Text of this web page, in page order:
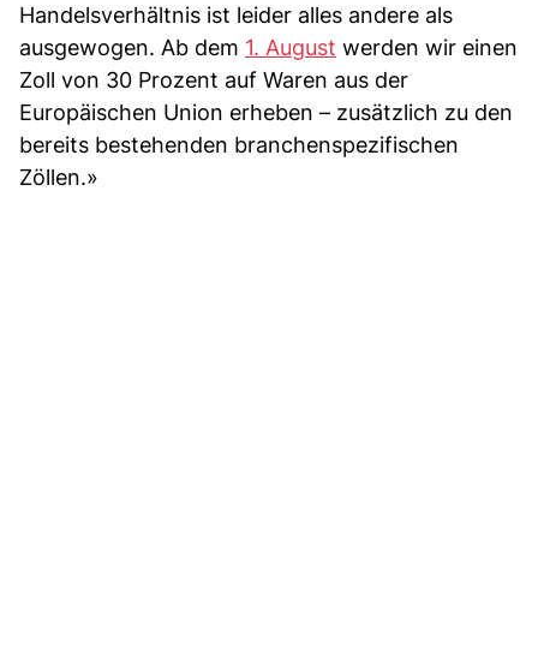
Handelsverhältnis ist leider alles andere als
ausgewogen. Ab dem 1. August werden wir einen
Zoll von 30 Prozent auf Waren aus der
Europäischen Union erheben – zusätzlich zu den
bereits bestehenden branchenspezifischen
Zöllen.»